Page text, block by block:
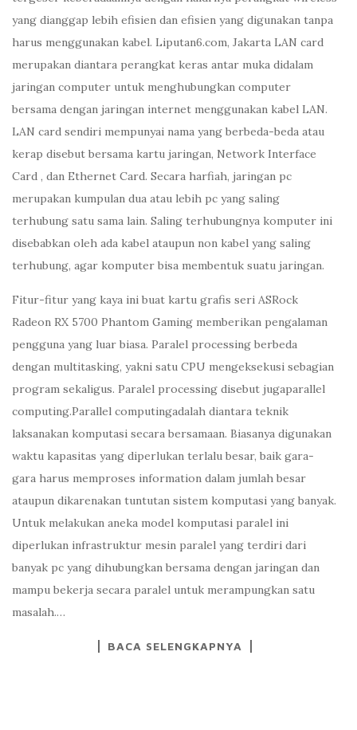
yang dianggap lebih efisien dan efisien yang digunakan tanpa
harus menggunakan kabel. Liputan6.com, Jakarta LAN card
merupakan diantara perangkat keras antar muka didalam
jaringan computer untuk menghubungkan computer
bersama dengan jaringan internet menggunakan kabel LAN.
LAN card sendiri mempunyai nama yang berbeda-beda atau
kerap disebut bersama kartu jaringan, Network Interface
Card , dan Ethernet Card. Secara harfiah, jaringan pc
merupakan kumpulan dua atau lebih pc yang saling
terhubung satu sama lain. Saling terhubungnya komputer ini
disebabkan oleh ada kabel ataupun non kabel yang saling
terhubung, agar komputer bisa membentuk suatu jaringan.
Fitur-fitur yang kaya ini buat kartu grafis seri ASRock
Radeon RX 5700 Phantom Gaming memberikan pengalaman
pengguna yang luar biasa. Paralel processing berbeda
dengan multitasking, yakni satu CPU mengeksekusi sebagian
program sekaligus. Paralel processing disebut jugaparallel
computing.Parallel computingadalah diantara teknik
laksanakan komputasi secara bersamaan. Biasanya digunakan
waktu kapasitas yang diperlukan terlalu besar, baik gara-
gara harus memproses information dalam jumlah besar
ataupun dikarenakan tuntutan sistem komputasi yang banyak.
Untuk melakukan aneka model komputasi paralel ini
diperlukan infrastruktur mesin paralel yang terdiri dari
banyak pc yang dihubungkan bersama dengan jaringan dan
mampu bekerja secara paralel untuk merampungkan satu
masalah.…
BACA SELENGKAPNYA